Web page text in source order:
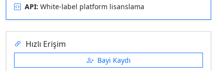
API: White-label platform lisanslama
Hızlı Erişim
Bayi Kaydı